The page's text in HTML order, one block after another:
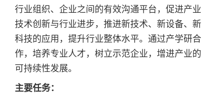
行业组织、企业之间的有效沟通平台，促进产业
技术创新与行业进步，推进新技术、新设备、新
科技的应用，提升行业整体水平。通过产学研合
作，培养专业人才，树立示范企业，增进产业的
可持续性发展。
主要任务：